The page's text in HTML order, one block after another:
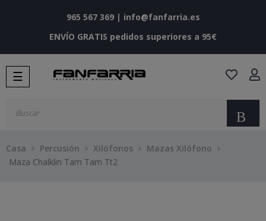
965 567 369| info@fanfarria.es
ENVÍO GRATIS pedidos superiores a 95€
Navegación
de
☰
Casa Percusión Xilófonos
Mazas Xilófono
Maza Chalklin Tam Tam Tt2